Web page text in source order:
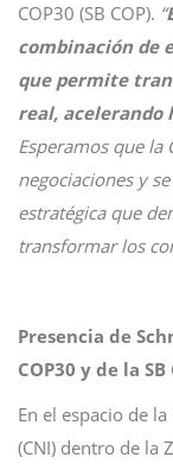
COP30 (SB COP). “
combinación de
que permite
real, acelerando
Esperamos que la
negociaciones y
estratégica que
transformar los
Presencia de
COP30 y de la SB
En el espacio de
(CNI) dentro de la